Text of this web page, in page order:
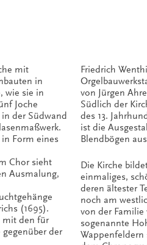
mit
in
wie sie in
Joche
der Südwand
Form eines
Chor sieht
Ausmalung,
(1695).
mit den für
der
Friedrich
von Jürgen
Südlich der
des 13.
ist die
Blendbögen
Die Kirche
einmaliges,
deren ältester
noch am
von der Familie
sogenannte
Wappenfeldern